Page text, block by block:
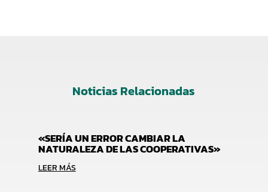
Noticias Relacionadas
«SERÍA UN ERROR CAMBIAR LA
NATURALEZA DE LAS COOPERATIVAS»
LEER MÁS